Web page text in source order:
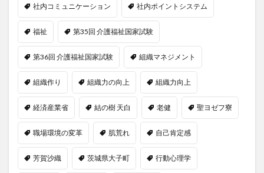
社内コミュニケーション 社内ポイントシステム
福祉 第35回 介護福祉国家試験
第36回 介護福祉国家試験 組織マネジメント
組織作り 組織力の向上 組織力向上
経済産業省 結の樹 天白 老健 聖ヨゼフ寮
職場環境の変革 肌荒れ 自己肯定感
芳賀沙織 茨城県大子町 行動心理学